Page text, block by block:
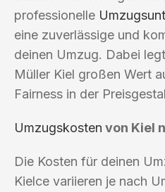
professionelle
eine zuverlässige und
deinen Umzug. Dabei
Müller Kiel großen Wert
Fairness in der
Umzugskosten von Kiel
Die Kosten für deinen
Kielce variieren je nach